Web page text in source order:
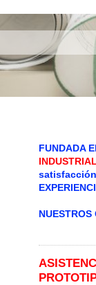
FUNDADA